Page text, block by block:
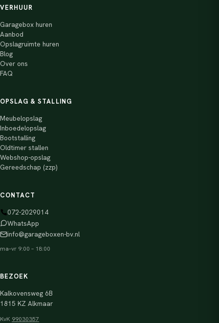
VERHUUR
Garagebox huren
Aanbod
Opslagruimte huren
Blog
Over ons
FAQ
OPSLAG & STALLING
Meubelopslag
Inboedelopslag
Bootstalling
Oldtimer stallen
Webshop-opslag
Gereedschap (zzp)
CONTACT
072-2029014
WhatsApp
info@garageboxen-bv.nl
ma–vr 9:00 – 18:00
BEZOEK
Kalkovensweg 6B
1815 KZ Alkmaar
KvK 99030357